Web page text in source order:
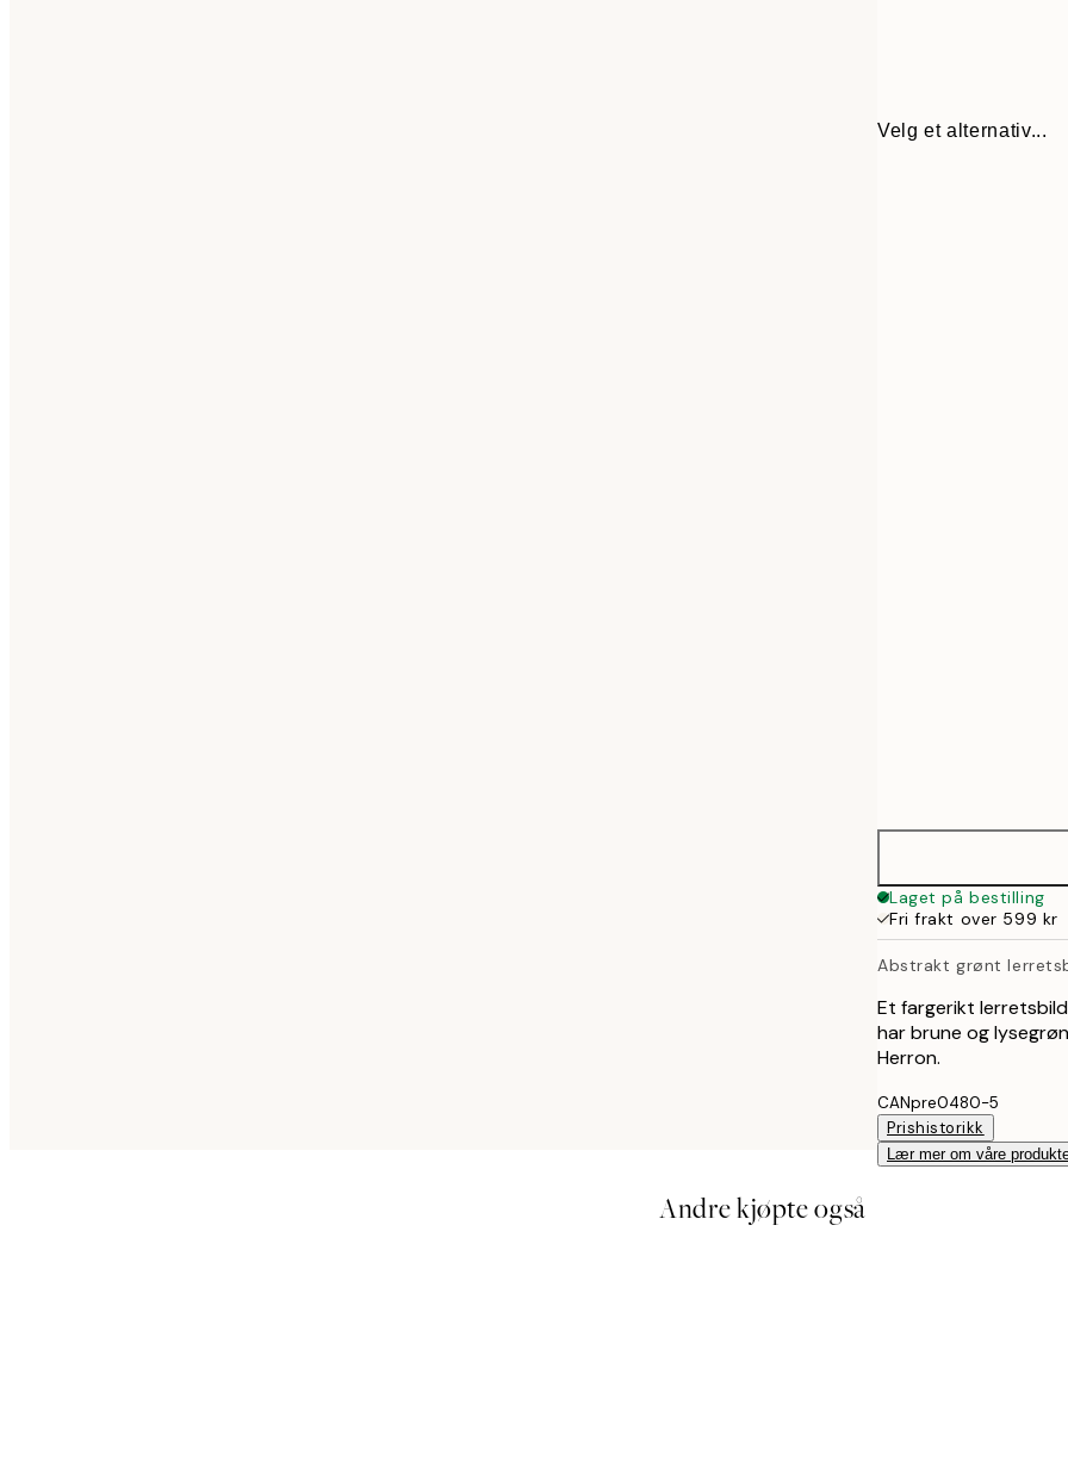
Velg et alternativ...
Laget på bestilling
Fri frakt over 599 kr
Abstrakt grønt
Et fargerikt
har brune og
Herron.
CANpre0480-5
Prishistorikk
Lær mer om våre
Andre kjøpte også